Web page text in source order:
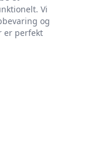
Vi
og
er perfekt